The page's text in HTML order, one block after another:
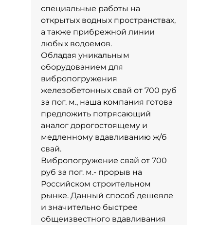
специальные работы на
открытых водных пространствах,
а также прибрежной линии
любых водоемов.
Обладая уникальным
оборудованием для
вибропогружения
железобетонных свай от 700 руб
за пог. м., наша компания готова
предложить потрясающий
аналог дорогостоящему и
медленному вдавливанию ж/б
свай.
Вибропогружение свай от 700
руб за пог. м.- прорыв на
Российском строительном
рынке. Данный способ дешевле
и значительно быстрее
общеизвестного вдавливания